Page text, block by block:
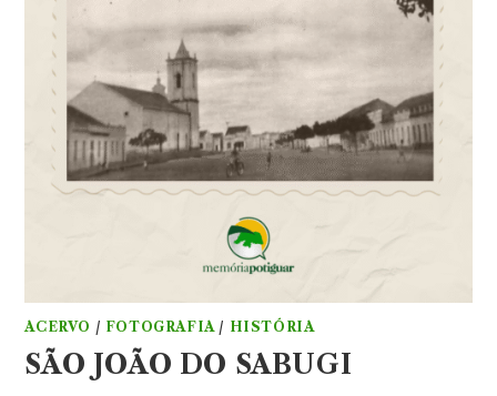
ACERVO / FOTOGRAFIA / HISTÓRIA
SÃO JOÃO DO SABUGI